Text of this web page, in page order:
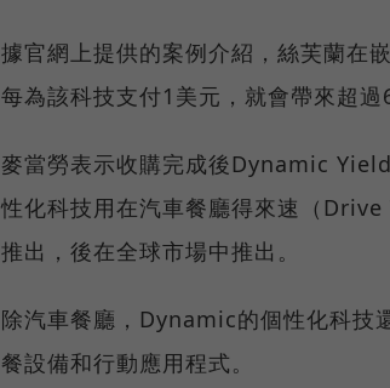
據官網上提供的案例介紹，絲芙蘭在
每為該科技支付1美元，就會帶來超
麥當勞表示收購完成後Dynamic
性化科技用在汽車餐廳得來速（
推出，後在全球市場中推出。
除汽車餐廳，Dynamic的個性化科技
餐設備和行動應用程式。